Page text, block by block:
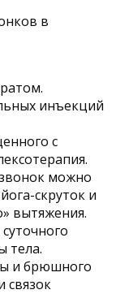
в
инъекций
с
можно
скруток и
вытяжения.
тела.
и брюшного
связок